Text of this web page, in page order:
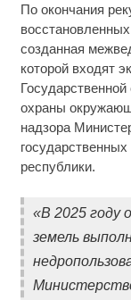
По окончания
созданная
которой входят
охраны
надзора
республики.
«В 2025 году
земель